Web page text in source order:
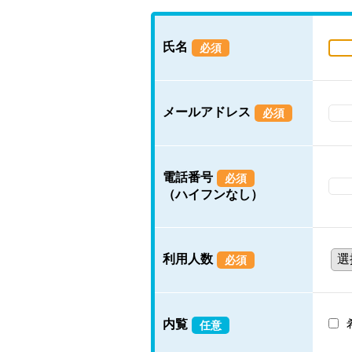
氏名 必須
メールアドレス 必須
電話番号 必須
（ハイフンなし）
利用人数 必須
内覧 任意